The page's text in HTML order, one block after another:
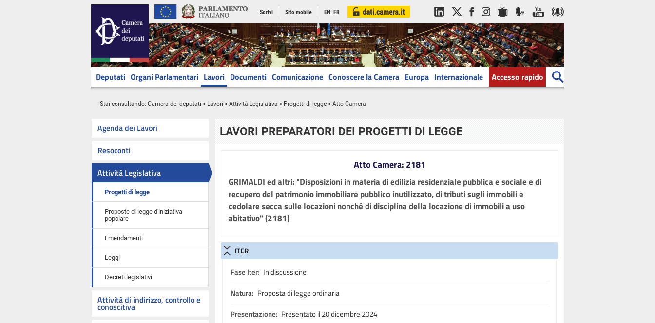
Scrivi Sito mobile EN FR
Deputati Organi Parlamentari Lavori Documenti Comunicazione Conoscere la Camera Europa Internazionale Accesso rapido
Stai consultando: Camera dei deputati > Lavori > Attività Legislativa > Progetti di legge > Atto Camera
Agenda dei Lavori
Resoconti
Attività Legislativa
Progetti di legge
Proposte di legge d'iniziativa
popolare
Emendamenti
Leggi
Decreti legislativi
Attività di indirizzo, controllo e
conoscitiva
LAVORI PREPARATORI DEI PROGETTI DI LEGGE
Atto Camera: 2181
GRIMALDI ed altri: "Disposizioni in materia di edilizia residenziale pubblica e sociale e di
recupero del patrimonio immobiliare pubblico inutilizzato, di tributi sugli immobili e
cedolare secca sulle locazioni nonché di disciplina della locazione di immobili a uso
abitativo" (2181)
ITER
Fase Iter: In discussione
Natura: Proposta di legge ordinaria
Presentazione: Presentato il 20 dicembre 2024